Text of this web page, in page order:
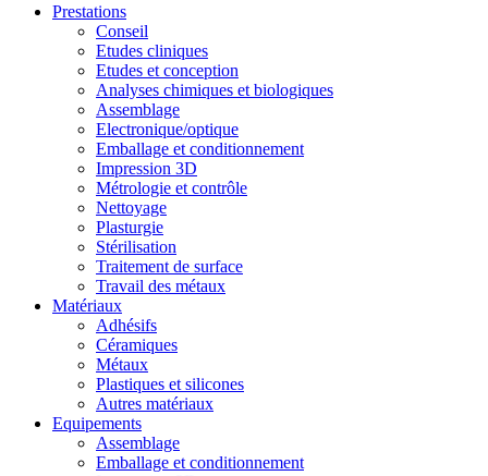
Prestations
Conseil
Etudes cliniques
Etudes et conception
Analyses chimiques et biologiques
Assemblage
Electronique/optique
Emballage et conditionnement
Impression 3D
Métrologie et contrôle
Nettoyage
Plasturgie
Stérilisation
Traitement de surface
Travail des métaux
Matériaux
Adhésifs
Céramiques
Métaux
Plastiques et silicones
Autres matériaux
Equipements
Assemblage
Emballage et conditionnement